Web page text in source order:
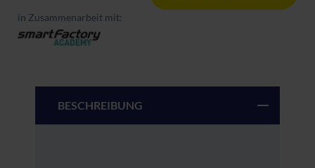
in Zusammenarbeit mit:
BESCHREIBUNG